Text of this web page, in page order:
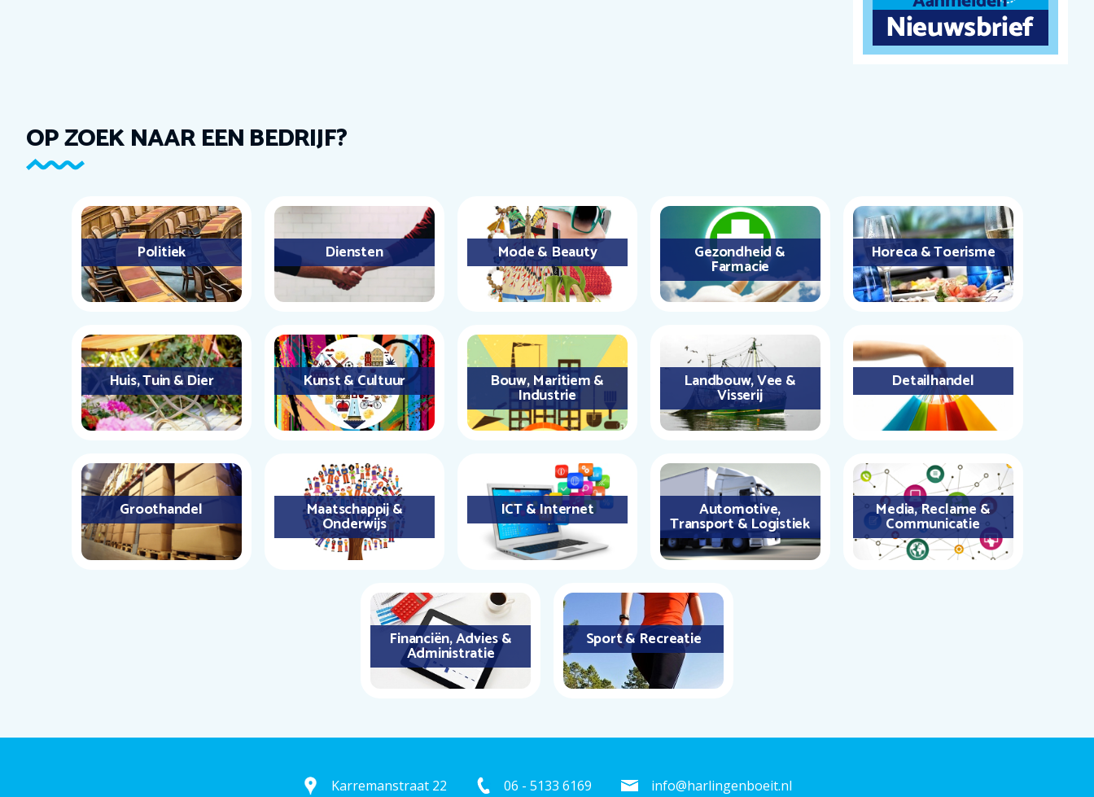
OP ZOEK NAAR EEN BEDRIJF?
Politiek Diensten Mode & Beauty Gezondheid &
Farmacie
Horeca & Toerisme
Huis, Tuin & Dier Kunst & Cultuur Bouw, Maritiem &
Industrie
Landbouw, Vee &
Visserij
Detailhandel
Groothandel Maatschappij &
Onderwijs
ICT & Internet Automotive,
Transport & Logistiek
Media, Reclame &
Communicatie
Financiën, Advies &
Administratie
Sport & Recreatie
Karremanstraat 22
06 - 5133 6169 info@harlingenboeit.nl